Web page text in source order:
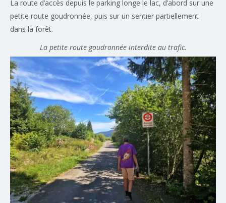
La route d’accès depuis le parking longe le lac, d’abord sur une
petite route goudronnée, puis sur un sentier partiellement
dans la forêt.
La petite route goudronnée interdite au trafic.